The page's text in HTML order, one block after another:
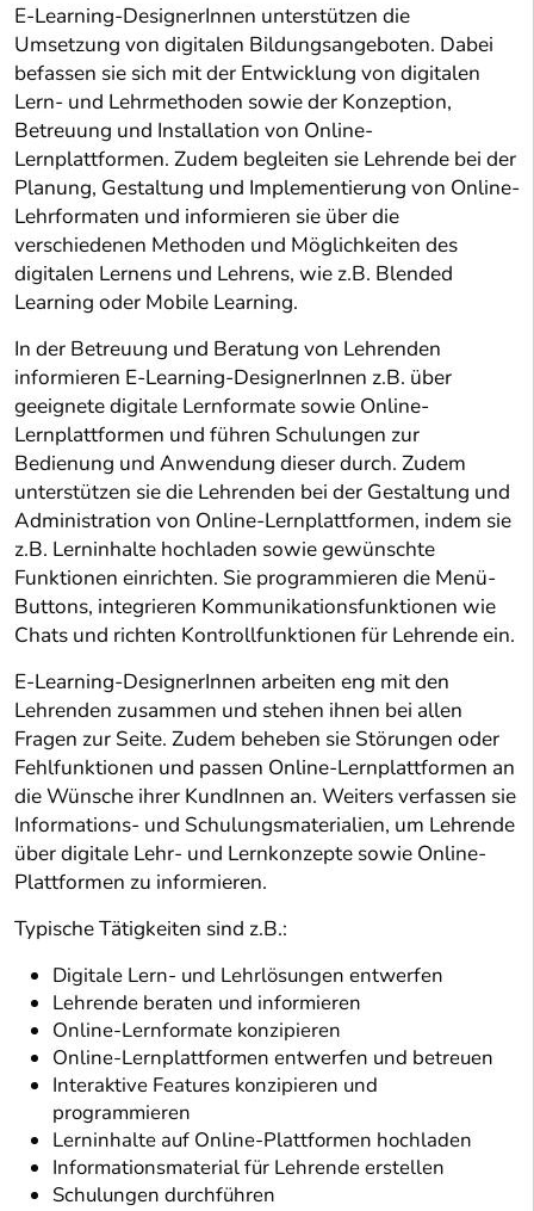
E-Learning-DesignerInnen unterstützen die
Umsetzung von digitalen Bildungsangeboten. Dabei
befassen sie sich mit der Entwicklung von digitalen
Lern- und Lehrmethoden sowie der Konzeption,
Betreuung und Installation von Online-
Lernplattformen. Zudem begleiten sie Lehrende bei der
Planung, Gestaltung und Implementierung von Online-
Lehrformaten und informieren sie über die
verschiedenen Methoden und Möglichkeiten des
digitalen Lernens und Lehrens, wie z.B. Blended
Learning oder Mobile Learning.
In der Betreuung und Beratung von Lehrenden
informieren E-Learning-DesignerInnen z.B. über
geeignete digitale Lernformate sowie Online-
Lernplattformen und führen Schulungen zur
Bedienung und Anwendung dieser durch. Zudem
unterstützen sie die Lehrenden bei der Gestaltung und
Administration von Online-Lernplattformen, indem sie
z.B. Lerninhalte hochladen sowie gewünschte
Funktionen einrichten. Sie programmieren die Menü-
Buttons, integrieren Kommunikationsfunktionen wie
Chats und richten Kontrollfunktionen für Lehrende ein.
E-Learning-DesignerInnen arbeiten eng mit den
Lehrenden zusammen und stehen ihnen bei allen
Fragen zur Seite. Zudem beheben sie Störungen oder
Fehlfunktionen und passen Online-Lernplattformen an
die Wünsche ihrer KundInnen an. Weiters verfassen sie
Informations- und Schulungsmaterialien, um Lehrende
über digitale Lehr- und Lernkonzepte sowie Online-
Plattformen zu informieren.
Typische Tätigkeiten sind z.B.:
Digitale Lern- und Lehrlösungen entwerfen
Lehrende beraten und informieren
Online-Lernformate konzipieren
Online-Lernplattformen entwerfen und betreuen
Interaktive Features konzipieren und
programmieren
Lerninhalte auf Online-Plattformen hochladen
Informationsmaterial für Lehrende erstellen
Schulungen durchführen